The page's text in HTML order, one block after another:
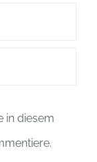
in diesem